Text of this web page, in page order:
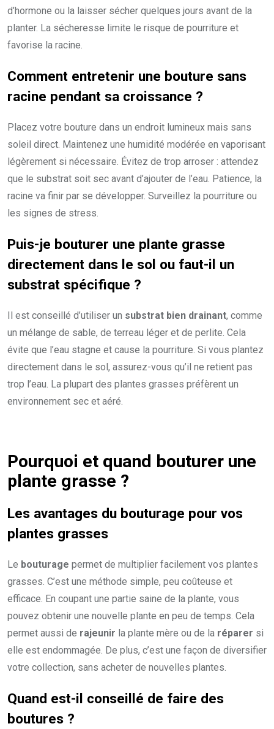
d’hormone ou la laisser sécher quelques jours avant de la
planter. La sécheresse limite le risque de pourriture et
favorise la racine.
Comment entretenir une bouture sans
racine pendant sa croissance ?
Placez votre bouture dans un endroit lumineux mais sans
soleil direct. Maintenez une humidité modérée en vaporisant
légèrement si nécessaire. Évitez de trop arroser : attendez
que le substrat soit sec avant d’ajouter de l’eau. Patience, la
racine va finir par se développer. Surveillez la pourriture ou
les signes de stress.
Puis-je bouturer une plante grasse
directement dans le sol ou faut-il un
substrat spécifique ?
Il est conseillé d’utiliser un substrat bien drainant, comme
un mélange de sable, de terreau léger et de perlite. Cela
évite que l’eau stagne et cause la pourriture. Si vous plantez
directement dans le sol, assurez-vous qu’il ne retient pas
trop l’eau. La plupart des plantes grasses préfèrent un
environnement sec et aéré.
Pourquoi et quand bouturer une
plante grasse ?
Les avantages du bouturage pour vos
plantes grasses
Le bouturage permet de multiplier facilement vos plantes
grasses. C’est une méthode simple, peu coûteuse et
efficace. En coupant une partie saine de la plante, vous
pouvez obtenir une nouvelle plante en peu de temps. Cela
permet aussi de rajeunir la plante mère ou de la réparer si
elle est endommagée. De plus, c’est une façon de diversifier
votre collection, sans acheter de nouvelles plantes.
Quand est-il conseillé de faire des
boutures ?